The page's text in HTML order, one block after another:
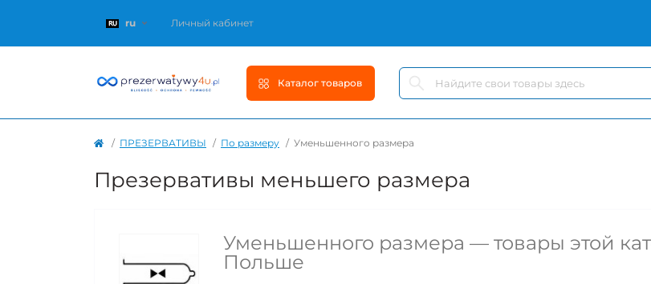
ru Личный кабинет
Каталог товаров
ПРЕЗЕРВАТИВЫ По размеру Уменьшенного размера
Презервативы меньшего размера
Уменьшенного размера — товары этой
Польше